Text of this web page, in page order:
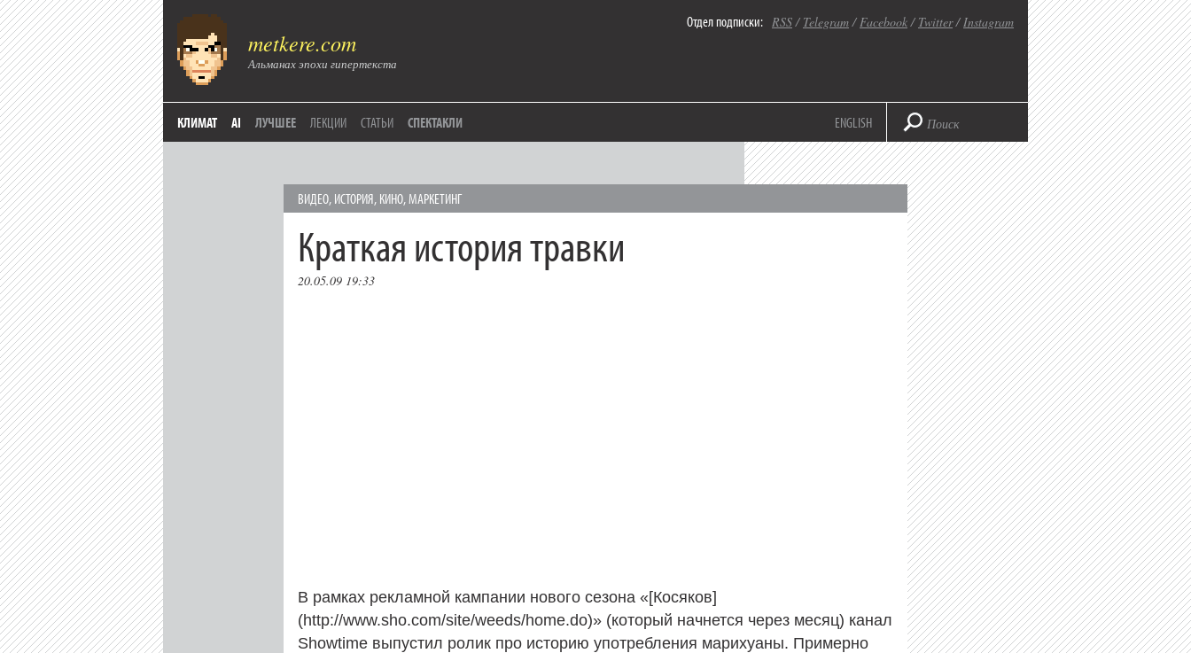
metkere.com
Альманах эпохи гипертекста
Отдел подписки: RSS/ Telegram/Facebook/ Twitter/Instagram
КЛИМАТ AI ЛУЧШЕЕ ЛЕКЦИИ СТАТЬИ СПЕКТАКЛИ ENGLISH
ВИДЕО, ИСТОРИЯ, КИНО,МАРКЕТИНГ
Краткая история травки
20.05.09 19:33
В рамках рекламной кампании нового сезона «[Косяков]
(http://www.sho.com/site/weeds/home.do)» (который начнется через месяц) канал
Showtime выпустил ролик про историю употребления марихуаны. Примерно